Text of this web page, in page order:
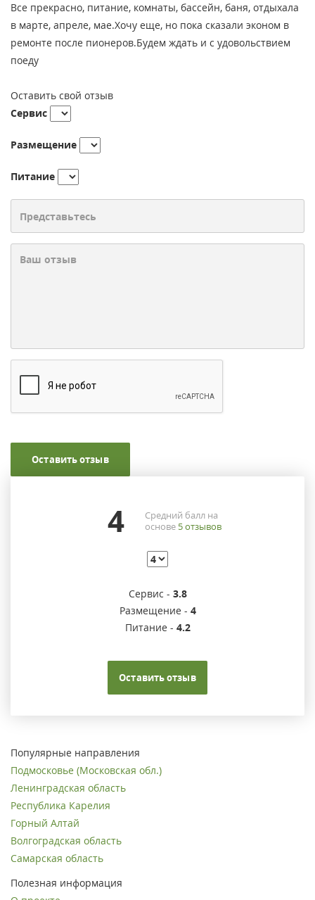
Все прекрасно, питание, комнаты, бассейн, баня, отдыхала
в марте, апреле, мае.Хочу еще, но пока сказали эконом в
ремонте после пионеров.Будем ждать и с удовольствием
поеду
Оставить свой отзыв
Сервис
Размещение
Питание
Оставить отзыв
4
Средний балл на
основе 5отзывов
Сервис - 3.8
Размещение - 4
Питание - 4.2
Оставить отзыв
Популярные направления
Подмосковье (Московская обл.)
Ленинградская область
Республика Карелия
Горный Алтай
Волгоградская область
Самарская область
Полезная информация